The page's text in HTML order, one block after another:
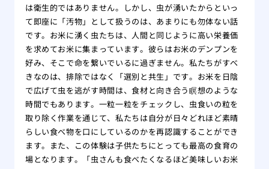
は衛生的ではありません。しかし、虫が湧いたからといっ
て即座に「汚物」として扱うのは、あまりにも勿体ない話
です。お米に湧く虫たちは、人間と同じように高い栄養価
を求めてお米に集まっています。彼らはお米のデンプンを
好み、そこで命を繋いでいるに過ぎません。私たちがすべ
きなのは、排除ではなく「選別と共生」です。お米を日陰
で広げて虫を逃がす時間は、食材と向き合う瞑想のような
時間でもあります。一粒一粒をチェックし、虫食いの粒を
取り除く作業を通じて、私たちは自分が日々どれほど素晴
らしい食べ物を口にしているのかを再認識することができ
ます。また、この体験は子供たちにとっても最高の食育の
場となります。「虫さんも食べたくなるほど美味しいお米